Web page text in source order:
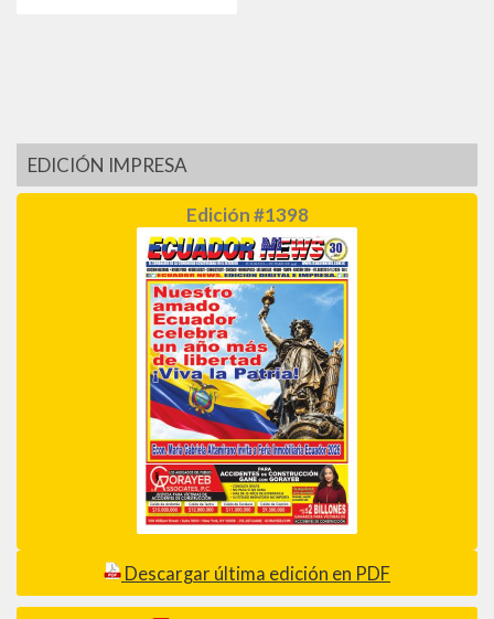
EDICIÓN IMPRESA
Edición #1398
Descargar última edición en PDF